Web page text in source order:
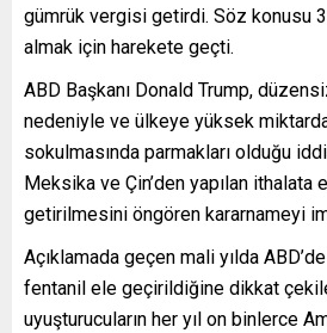
gümrük vergisi getirdi. Söz konusu
almak için harekete geçti.
ABD Başkanı Donald Trump,
nedeniyle ve ülkeye yüksek
sokulmasında parmakları olduğu
Meksika ve Çin’den yapılan ithalata
getirilmesini öngören kararnameyi
Açıklamada geçen mali yılda
fentanil ele geçirildiğine dikkat
uyuşturucuların her yıl on binlerce